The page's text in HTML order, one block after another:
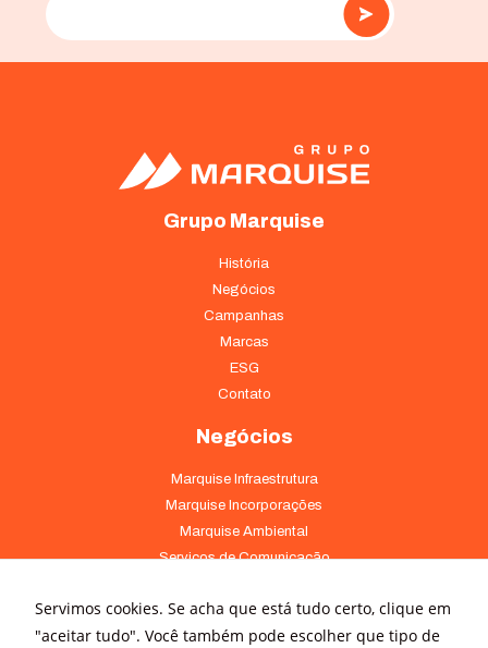
Grupo Marquise
História
Negócios
Campanhas
Marcas
ESG
Contato
Negócios
Marquise Infraestrutura
Marquise Incorporações
Marquise Ambiental
Serviços de Comunicação
Comunicação
Servimos cookies. Se acha que está tudo certo, clique em
"aceitar tudo". Você também pode escolher que tipo de